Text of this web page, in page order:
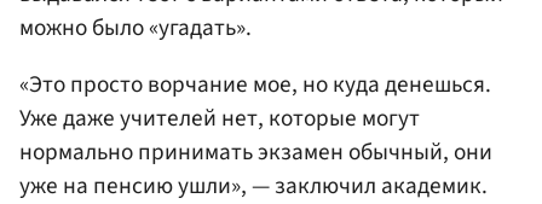
можно было «угадать».
«Это просто ворчание мое, но куда денешься.
Уже даже учителей нет, которые могут
нормально принимать экзамен обычный, они
уже на пенсию ушли», — заключил академик.